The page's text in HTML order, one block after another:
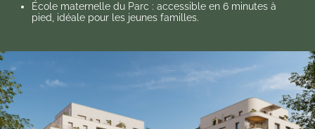
École maternelle du Parc : accessible en 6 minutes à
pied, idéale pour les jeunes familles.